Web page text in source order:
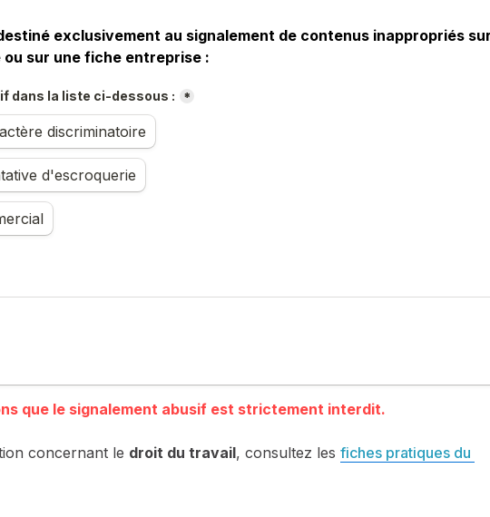
exclusivement au signalement de contenus inappropriés sur
sur une fiche entreprise :
dans la liste ci-dessous : *
discriminatoire
d'escroquerie
concernant le droit du travail, consultez les fiches pratiques du